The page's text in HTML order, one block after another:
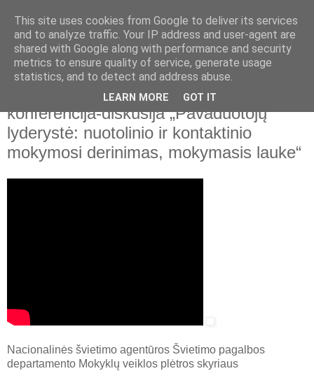
2021 m. birželio 2 d., trečiadienis
Nacionalinė švietimo agentūra. Vaizdo
konferencija-diskusija „Pavaduotojų
lyderystė: nuotolinio ir kontaktinio
mokymosi derinimas, mokymasis lauke“
Nacionalinės švietimo agentūros Švietimo pagalbos
departamento Mokyklų veiklos plėtros skyriaus
This site uses cookies from Google to deliver its services
and to analyze traffic. Your IP address and user-agent are
shared with Google along with performance and security
metrics to ensure quality of service, generate usage
statistics, and to detect and address abuse.
LEARN MORE GOT IT